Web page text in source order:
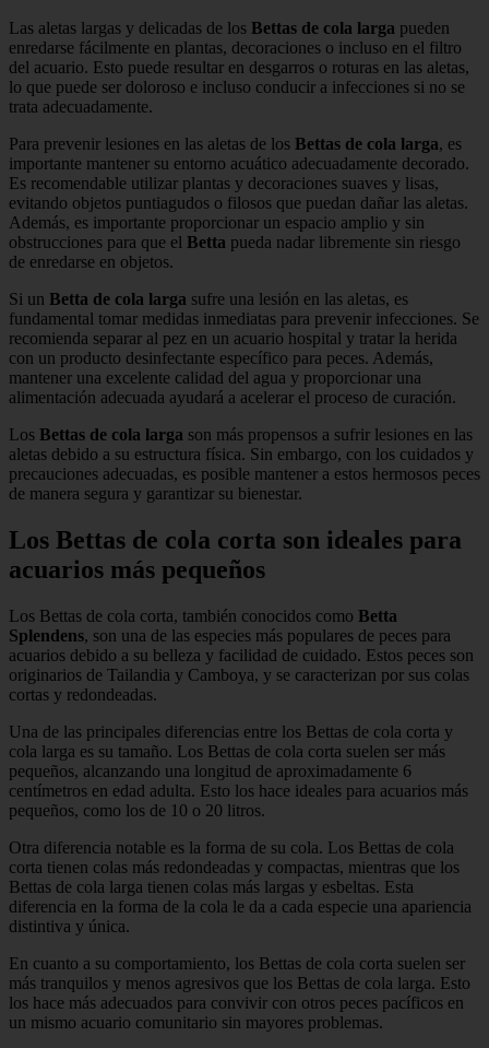
Las aletas largas y delicadas de los Bettas de cola larga pueden
enredarse fácilmente en plantas, decoraciones o incluso en el filtro
del acuario. Esto puede resultar en desgarros o roturas en las aletas,
lo que puede ser doloroso e incluso conducir a infecciones si no se
trata adecuadamente.
Para prevenir lesiones en las aletas de los Bettas de cola larga, es
importante mantener su entorno acuático adecuadamente decorado.
Es recomendable utilizar plantas y decoraciones suaves y lisas,
evitando objetos puntiagudos o filosos que puedan dañar las aletas.
Además, es importante proporcionar un espacio amplio y sin
obstrucciones para que el Betta pueda nadar libremente sin riesgo
de enredarse en objetos.
Si un Betta de cola larga sufre una lesión en las aletas, es
fundamental tomar medidas inmediatas para prevenir infecciones. Se
recomienda separar al pez en un acuario hospital y tratar la herida
con un producto desinfectante específico para peces. Además,
mantener una excelente calidad del agua y proporcionar una
alimentación adecuada ayudará a acelerar el proceso de curación.
Los Bettas de cola larga son más propensos a sufrir lesiones en las
aletas debido a su estructura física. Sin embargo, con los cuidados y
precauciones adecuadas, es posible mantener a estos hermosos peces
de manera segura y garantizar su bienestar.
Los Bettas de cola corta son ideales para
acuarios más pequeños
Los Bettas de cola corta, también conocidos como Betta
Splendens, son una de las especies más populares de peces para
acuarios debido a su belleza y facilidad de cuidado. Estos peces son
originarios de Tailandia y Camboya, y se caracterizan por sus colas
cortas y redondeadas.
Una de las principales diferencias entre los Bettas de cola corta y
cola larga es su tamaño. Los Bettas de cola corta suelen ser más
pequeños, alcanzando una longitud de aproximadamente 6
centímetros en edad adulta. Esto los hace ideales para acuarios más
pequeños, como los de 10 o 20 litros.
Otra diferencia notable es la forma de su cola. Los Bettas de cola
corta tienen colas más redondeadas y compactas, mientras que los
Bettas de cola larga tienen colas más largas y esbeltas. Esta
diferencia en la forma de la cola le da a cada especie una apariencia
distintiva y única.
En cuanto a su comportamiento, los Bettas de cola corta suelen ser
más tranquilos y menos agresivos que los Bettas de cola larga. Esto
los hace más adecuados para convivir con otros peces pacíficos en
un mismo acuario comunitario sin mayores problemas.